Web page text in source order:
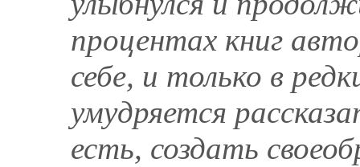
процентах книг
себе, и только в
умудряется
есть, создать